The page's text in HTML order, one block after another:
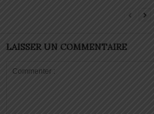
LAISSER UN COMMENTAIRE